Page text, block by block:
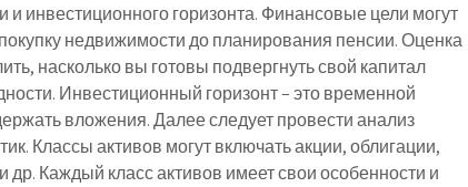
инвестиционного горизонта. Финансовые цели могут
недвижимости до планирования пенсии. Оценка
насколько вы готовы подвергнуть свой капитал
Инвестиционный горизонт – это временной
вложения. Далее следует провести анализ
Классы активов могут включать акции, облигации,
Каждый класс активов имеет свои особенности и